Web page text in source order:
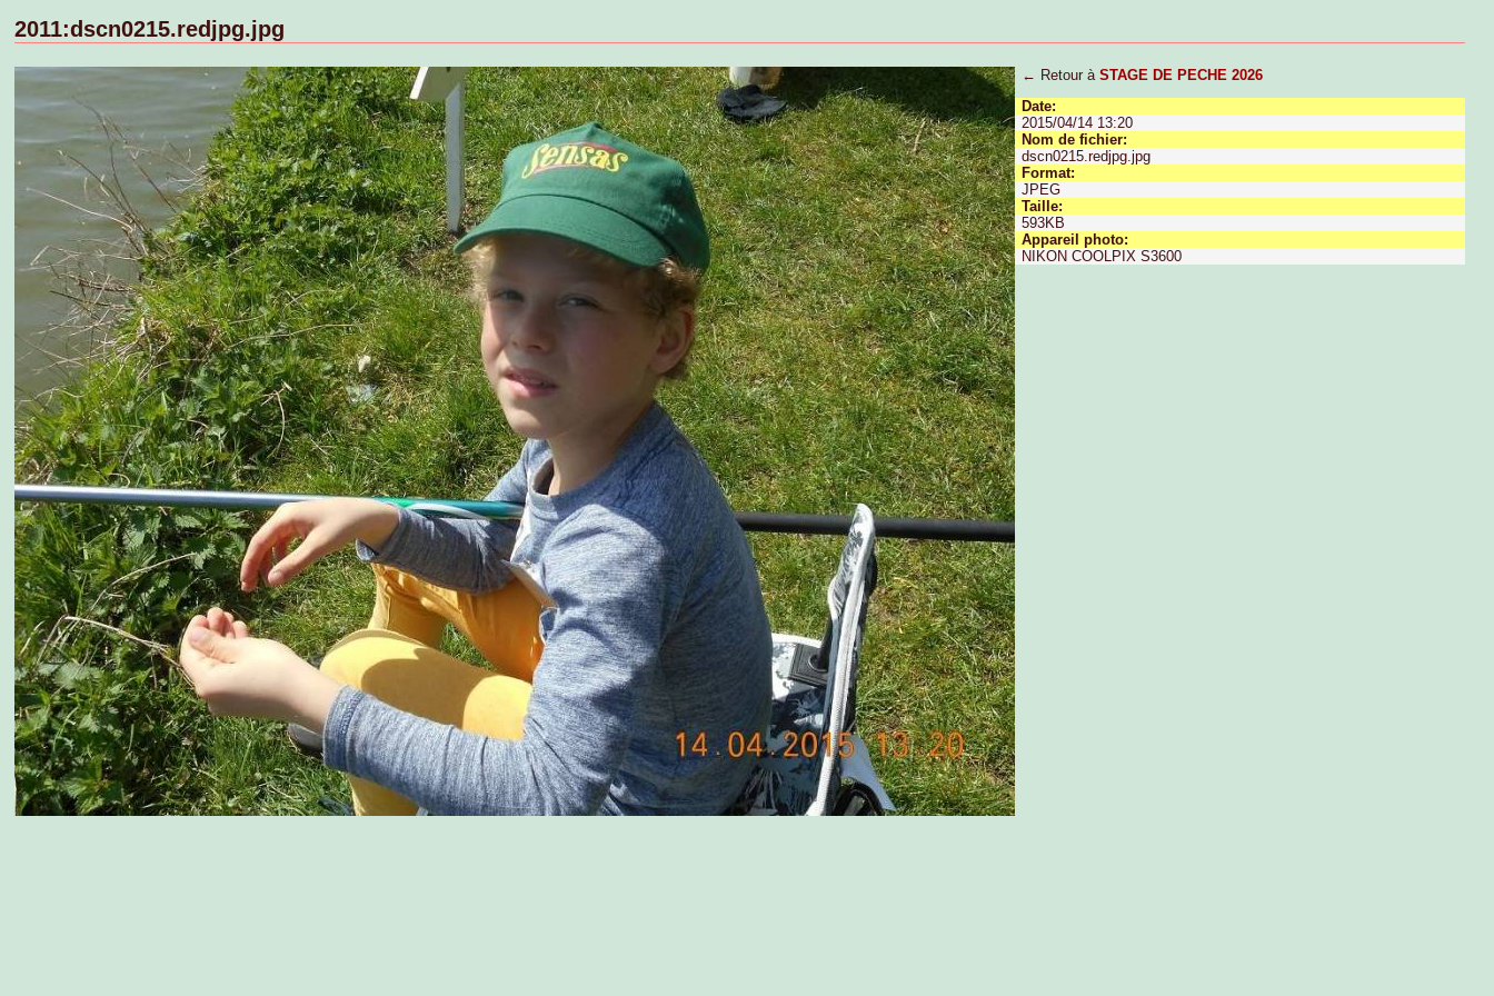
2011:dscn0215.redjpg.jpg
← Retour àSTAGE DE PECHE 2026
Date:
2015/04/14 13:20
Nom de fichier:
dscn0215.redjpg.jpg
Format:
JPEG
Taille:
593KB
Appareil photo:
NIKON COOLPIX S3600